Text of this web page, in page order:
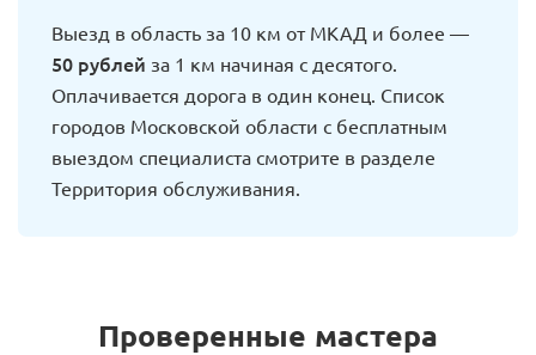
Выезд в область за 10 км от МКАД и более —
50 рублей за 1 км начиная с десятого.
Оплачивается дорога в один конец. Список
городов Московской области с бесплатным
выездом специалиста смотрите в разделе
Территория обслуживания.
Проверенные мастера